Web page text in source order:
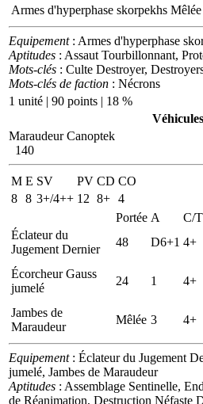
Armes d'hyperphase skorpekhs Mêlée
Equipement: Armes d'hyperphase
Aptitudes : Assaut Tourbillonnant,
Mots-clés : Culte Destroyer,
Mots-clés de faction : Nécrons
1 unité | 90 points | 18 %
Véhicules
Maraudeur Canoptek
140
M E SV PV CD CO
8 8 3+/4++ 12 8+ 4
Portée A C/T
Éclateur du
Jugement Dernier
48 D6+1 4+
Écorcheur Gauss
jumelé
24 1 4+
Jambes de
Maraudeur
Mêlée 3 4+
Equipement: Éclateur du Jugement
jumelé, Jambes de Maraudeur
Aptitudes : Assemblage Sentinelle,
de Réanimation, Destruction Néfaste